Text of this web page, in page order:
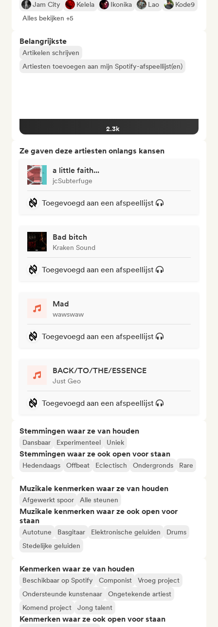
Jam City
Kelela Ikonika Lao
Kode9
Alles bekijken +5
Belangrijkste
Artikelen schrijven
Artiesten toevoegen aan mijn Spotify-afspeellijst(en)
2.3k
Ze gaven deze artiesten onlangs kansen
a little faith...
jcSubterfuge
Toegevoegd aan een afspeellijst
Bad bitch
Kraken Sound
Toegevoegd aan een afspeellijst
Mad
wawswaw
Toegevoegd aan een afspeellijst
BACK/TO/THE/ESSENCE
Just Geo
Toegevoegd aan een afspeellijst
Stemmingen waar ze van houden
Dansbaar Experimenteel Uniek
Stemmingen waar ze ook open voor staan
Hedendaags Offbeat Eclectisch Ondergronds Rare
Muzikale kenmerken waar ze van houden
Afgewerkt spoor Alle steunen
Muzikale kenmerken waar ze ook open voor
staan
Autotune Basgitaar Elektronische geluiden
Drums
Stedelijke geluiden
Kenmerken waar ze van houden
Beschikbaar op Spotify Componist
Vroeg project
Ondersteunde kunstenaar
Ongetekende artiest
Komend project
Jong talent
Kenmerken waar ze ook open voor staan